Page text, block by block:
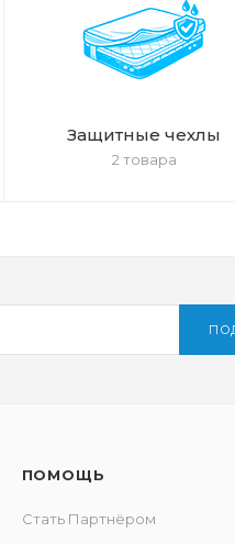
Защитные чехлы
2 товара
ПОМОЩЬ
Стать Партнёром